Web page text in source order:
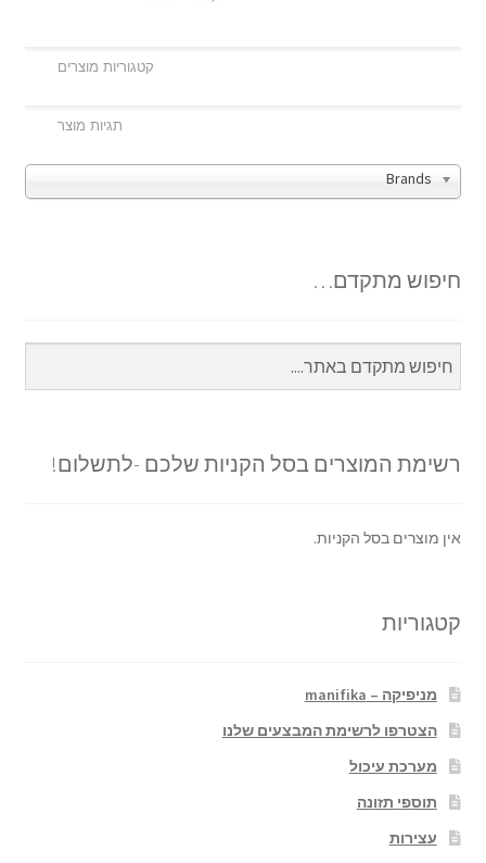
Brands
חיפוש מתקדם…
רשימת המוצרים בסל הקניות שלכם -לתשלום!
אין מוצרים בסל הקניות.
קטגוריות
מניפיקה – manifika
הצטרפו לרשימת המבצעים שלנו
מערכת עיכול
תוספי תזונה
עצירות